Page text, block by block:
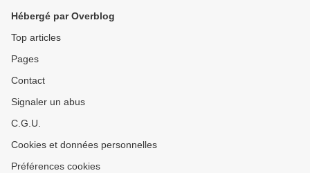
Hébergé par Overblog
Top articles
Pages
Contact
Signaler un abus
C.G.U.
Cookies et données personnelles
Préférences cookies